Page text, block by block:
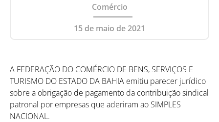
Comércio
15 de maio de 2021
A FEDERAÇÃO DO COMÉRCIO DE BENS, SERVIÇOS E
TURISMO DO ESTADO DA BAHIA emitiu parecer jurídico
sobre a obrigação de pagamento da contribuição sindical
patronal por empresas que aderiram ao SIMPLES
NACIONAL.